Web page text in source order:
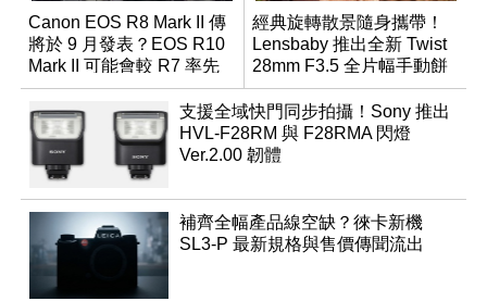
Canon EOS R8 Mark II 傳
將於 9 月發表？EOS R10
Mark II 可能會較 R7 率先
推出
經典旋轉散景隨身攜帶！
Lensbaby 推出全新 Twist
28mm F3.5 全片幅手動餅
乾鏡
支援全域快門同步拍攝！Sony 推出
HVL-F28RM 與 F28RMA 閃燈
Ver.2.00 韌體
補齊全幅產品線空缺？徠卡新機
SL3-P 最新規格與售價傳聞流出